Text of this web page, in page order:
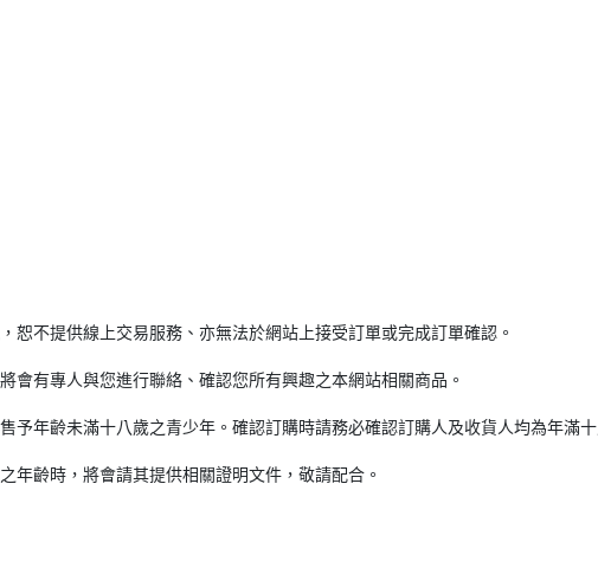
恕不提供線上交易服務、亦無法於網站上接受訂單或完成訂單確認。
會有專人與您進行聯絡、確認您所有興趣之本網站相關商品。
予年齡未滿十八歲之青少年。確認訂購時請務必確認訂購人及收貨人均為年滿
年齡時，將會請其提供相關證明文件，敬請配合。